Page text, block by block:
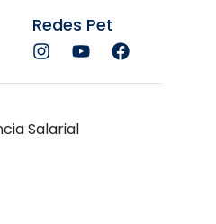
Redes Pet
Salarial